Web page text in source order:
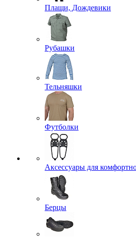
Плащи, Дождевики
Рубашки
Тельняшки
Футболки
Аксессуары для
Берцы